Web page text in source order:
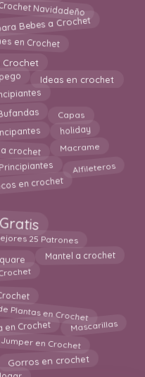
Navidadeño
Bebes a Crochet
en Crochet
Crochet
Ideas en crochet
Capas
holiday
crochet Macrame
Alfileteros
en crochet
25 Patrones
Mantel a crochet
Plantas en Crochet
en Crochet Mascarillas
Jumper en Crochet
Gorros en crochet